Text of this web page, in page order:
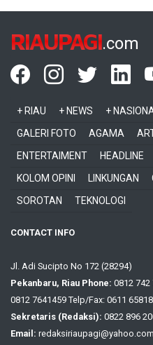
RIAUPAGI.com
+ RIAU + NEWS +
GALERI FOTO
AGAMA
ENTERTAIMENT
HEADLINE
KOLOM OPINI
LINKUNGAN
SOROTAN
TEKNOLOGI
CONTACT INFO
Jl. Adi Sucipto No 172 (28294)
Pekanbaru, Riau Phone: 0812 742
0812 7641459 Telp/Fax: 0611
Sekretaris (Redaksi): 0822 896
Email: